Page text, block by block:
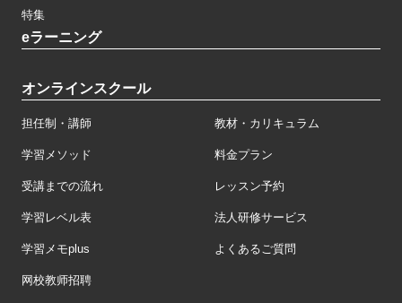
特集
eラーニング
オンラインスクール
担任制・講師 教材・カリキュラム
学習メソッド 料金プラン
受講までの流れ レッスン予約
学習レベル表 法人研修サービス
学習メモplus よくあるご質問
网校教师招聘